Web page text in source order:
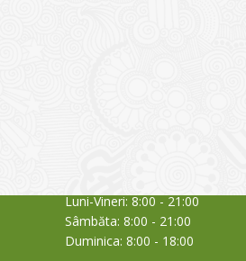
Luni-Vineri: 8:00 - 21:00
Sâmbăta: 8:00 - 21:00
Duminica: 8:00 - 18:00